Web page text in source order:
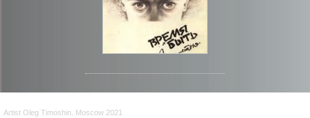
Artist Oleg Timoshin. Moscow 2021